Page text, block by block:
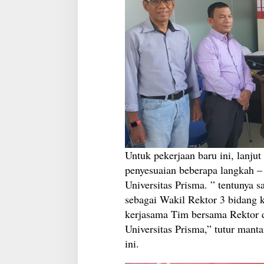
Untuk pekerjaan baru ini,
penyesuaian beberapa langkah
Universitas Prisma. ” tentunya
sebagai Wakil Rektor 3 bidang
kerjasama Tim bersama
Universitas Prisma,” tutur
ini.